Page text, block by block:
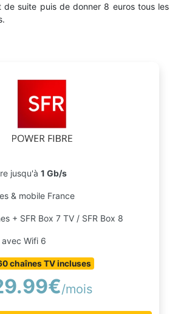
suite puis de donner 8 euros tous les
jusqu'à 1 Gb/s
& mobile France
+ SFR Box 7 TV / SFR Box 8
avec Wifi 6
chaînes TV incluses
/mois